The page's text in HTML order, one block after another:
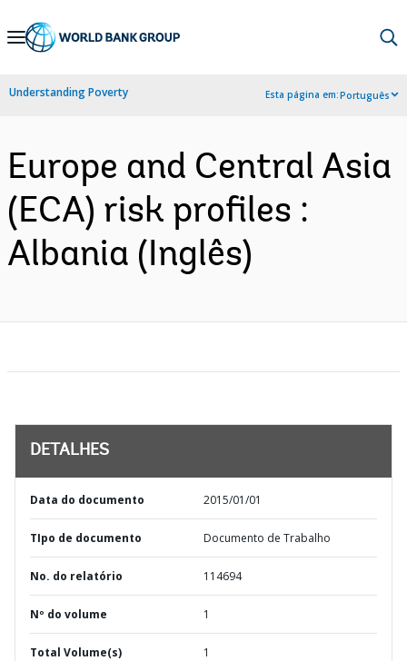
Skip
Navigation
Understanding Poverty Esta página em:Português
Europe and Central Asia
(ECA) risk profiles :
Albania (Inglês)
DETALHES
Data do documento 2015/01/01
TIpo de documento Documento de Trabalho
No. do relatório 114694
Nº do volume 1
Total Volume(s) 1